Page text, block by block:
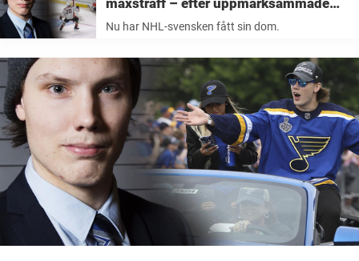
Nu har NHL-svensken fått sin dom.